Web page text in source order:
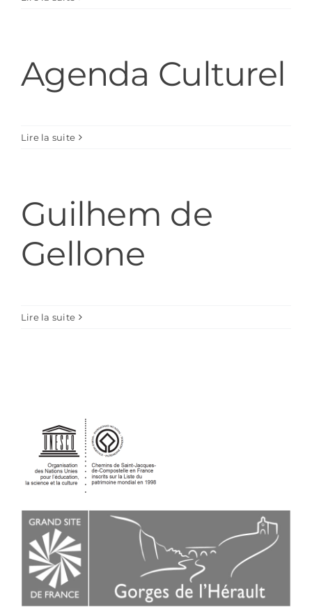
Agenda Culturel
Lire la suite
Guilhem de
Gellone
Lire la suite